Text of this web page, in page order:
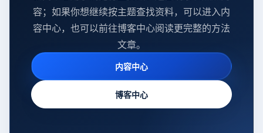
容；如果你想继续按主题查找资料，可以进入内
容中心，也可以前往博客中心阅读更完整的方法
文章。
内容中心
博客中心